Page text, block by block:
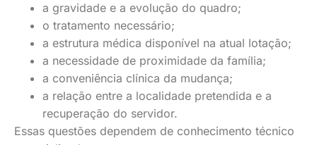
a gravidade e a evolução do quadro;
o tratamento necessário;
a estrutura médica disponível na atual lotação;
a necessidade de proximidade da família;
a conveniência clínica da mudança;
a relação entre a localidade pretendida e a
recuperação do servidor.
Essas questões dependem de conhecimento técnico